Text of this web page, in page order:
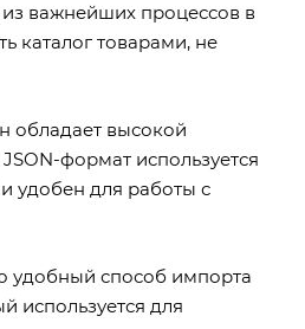
из важнейших процессов в
каталог товарами, не
обладает высокой
формат используется
удобен для работы с
удобный способ импорта
используется для